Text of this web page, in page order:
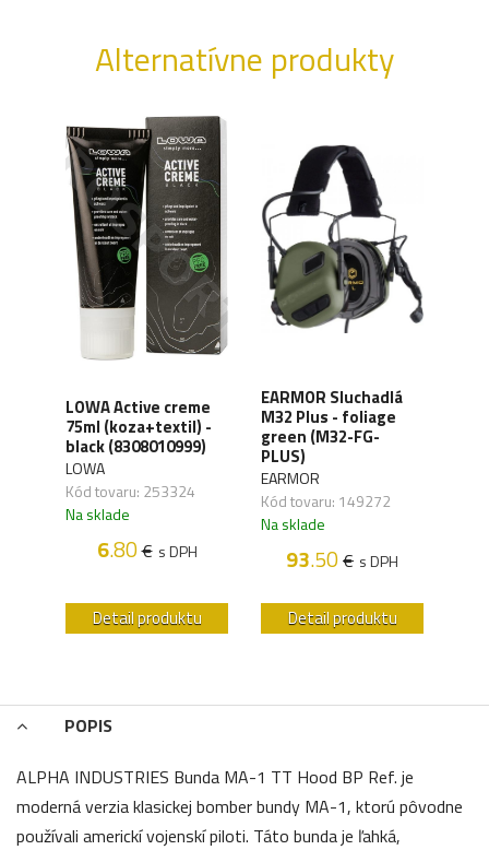
Alternatívne produkty
LOWA Active creme
75ml (koza+textil) -
black (8308010999)
LOWA
Kód tovaru: 253324
Na sklade
6.80€ s DPH
Detail produktu
EARMOR Sluchadlá
M32 Plus - foliage
green (M32-FG-
PLUS)
EARMOR
Kód tovaru: 149272
Na sklade
93.50€ s DPH
Detail produktu
POPIS
ALPHA INDUSTRIES Bunda MA-1 TT Hood BP Ref. je
moderná verzia klasickej bomber bundy MA-1, ktorú pôvodne
používali americkí vojenskí piloti. Táto bunda je ľahká,